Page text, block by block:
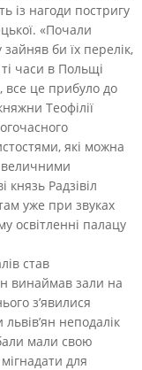
із нагоди постригу
«Почали
зайняв би їх перелік,
часи в Польщі
все це прибуло до
Теофілії
які можна
величними
Радзівіл
уже при звуках
освітленні палацу
став
винаймав зали на
з’явилися
неподалік
мали свою
для